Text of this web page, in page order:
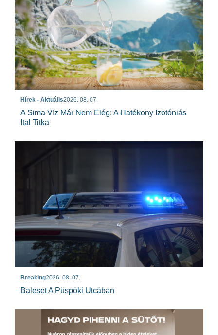
Hírek - Aktuális2026. 08. 07.
A Sima Víz Már Nem Elég: A Hatékony Izotóniás
Ital Titka
Breaking2026. 08. 07.
Baleset A Püspöki Utcában